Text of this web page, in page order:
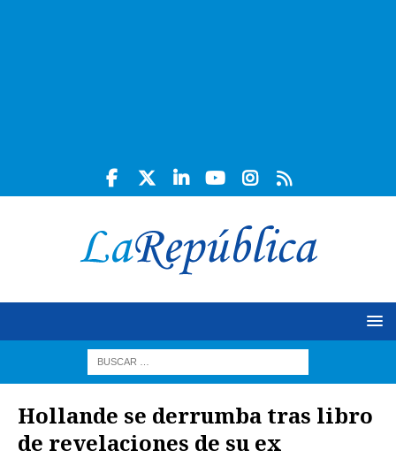
Hollande se derrumba tras libro
de revelaciones de su ex